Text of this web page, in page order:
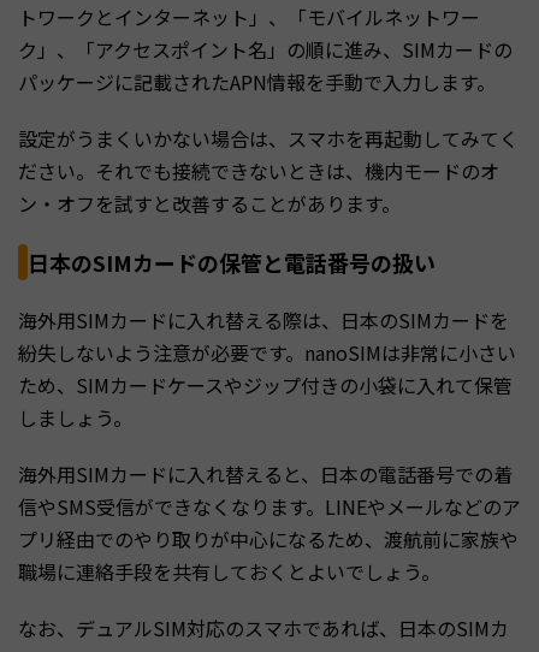
トワークとインターネット」、「モバイルネットワー
ク」、「アクセスポイント名」の順に進み、SIMカードの
パッケージに記載されたAPN情報を手動で入力します。
設定がうまくいかない場合は、スマホを再起動してみてく
ださい。それでも接続できないときは、機内モードのオ
ン・オフを試すと改善することがあります。
日本のSIMカードの保管と電話番号の扱い
海外用SIMカードに入れ替える際は、日本のSIMカードを
紛失しないよう注意が必要です。nanoSIMは非常に小さい
ため、SIMカードケースやジップ付きの小袋に入れて保管
しましょう。
海外用SIMカードに入れ替えると、日本の電話番号での着
信やSMS受信ができなくなります。LINEやメールなどのア
プリ経由でのやり取りが中心になるため、渡航前に家族や
職場に連絡手段を共有しておくとよいでしょう。
なお、デュアルSIM対応のスマホであれば、日本のSIMカ